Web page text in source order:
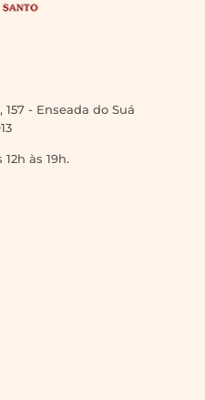
- Enseada do Suá
às 19h.